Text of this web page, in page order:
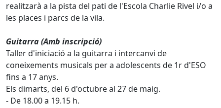
realitzarà a la pista del pati de l'Escola Charlie Rivel i/o a
les places i parcs de la vila.
Guitarra (Amb inscripció)
Taller d'iniciació a la guitarra i intercanvi de
coneixements musicals per a adolescents de 1r d'ESO
fins a 17 anys.
Els dimarts, del 6 d'octubre al 27 de maig.
- De 18.00 a 19.15 h.